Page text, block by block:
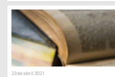
23 de abril 2021